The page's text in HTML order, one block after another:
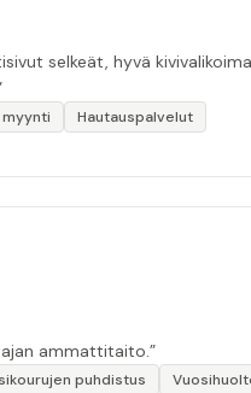
selkeät, hyvä
Hautauspalvelut
ammattitaito.”
puhdistus